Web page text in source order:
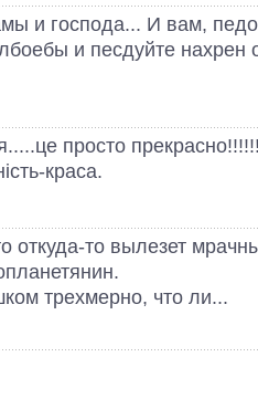
и господа... И вам,
и песдуйте нахрен
просто
краса.
откуда-то вылезет
трехмерно, что ли...